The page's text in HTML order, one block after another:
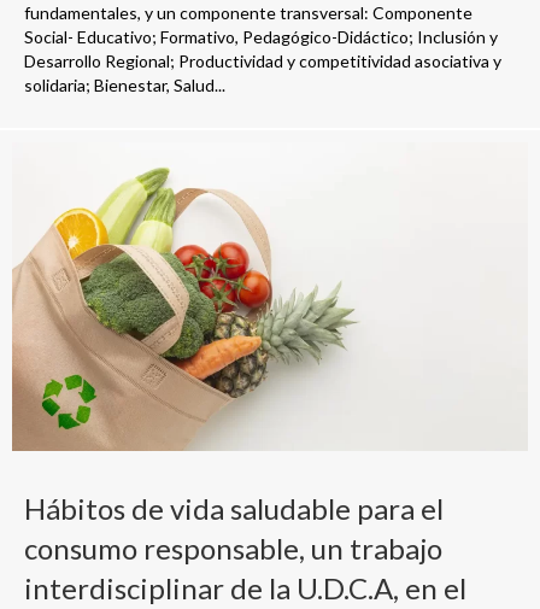
fundamentales, y un componente transversal: Componente
Social- Educativo; Formativo, Pedagógico-Didáctico; Inclusión y
Desarrollo Regional; Productividad y competitividad asociativa y
solidaria; Bienestar, Salud...
Hábitos de vida saludable para el
consumo responsable, un trabajo
interdisciplinar de la U.D.C.A, en el